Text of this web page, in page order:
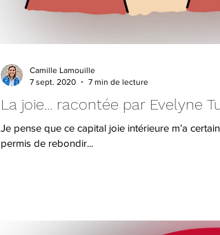
La joie... racontée par Evelyne
Je pense que ce capital joie intérieure m’a
permis de rebondir...
Camille Lamouille
7 sept. 2020
7 min de lecture